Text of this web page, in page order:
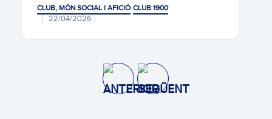
CLUB, MÓN SOCIAL I AFICIÓ CLUB 1900
22/04/2026